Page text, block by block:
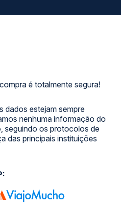
é totalmente segura!
dados estejam sempre
nenhuma informação do
seguindo os protocolos de
das principais instituições